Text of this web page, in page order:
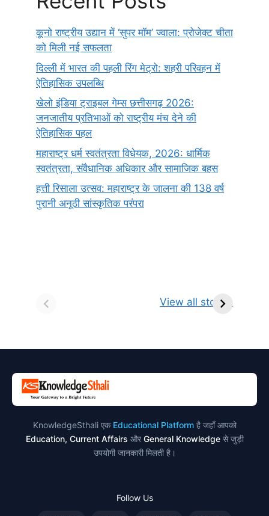
कूनो राष्ट्रीय उद्यान में ‘सुपर मॉम’ ज्वाला: प्रोजेक्ट चीता
को मिली नई सफलता
दिल्ली में भारत की पहली रिंग मेट्रो: शहरी परिवहन में
ऐतिहासिक उपलब्धि
खेलो इंडिया ट्राइबल गेम्स छत्तीसगढ़ 2026:
जनजातीय प्रतिभाओं को राष्ट्रीय मंच देने की
ऐतिहासिक पहल
महाराष्ट्र धर्म स्वतंत्रता विधेयक, 2026: धार्मिक
स्वतंत्रता, संवैधानिक अधिकार और सामाजिक बहस
हत्ती रिसाला उत्सव: महाराष्ट्र के जालना की 138 वर्ष
पुरानी अनूठी सांस्कृतिक परंपरा
View all stories
किसे कहते है?
ज्योतिर्लिंग | नाम,
KnowledgeSthali एक Educational Platformहै जहाँ आपको
Education, Current Affairs और General Knowledgeसे जुड़ी
उपयोगी जानकारी मिलती है।
Follow Us